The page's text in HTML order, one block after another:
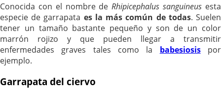
Conocida con el nombre deRhipicephalus sanguineus esta
especie de garrapata es la más común de todas. Suelen
tener un tamaño bastante pequeño y son de un color
marrón rojizo y que pueden llegar a transmitir
enfermedades graves tales como la babesiosispor
ejemplo.
Garrapata del ciervo